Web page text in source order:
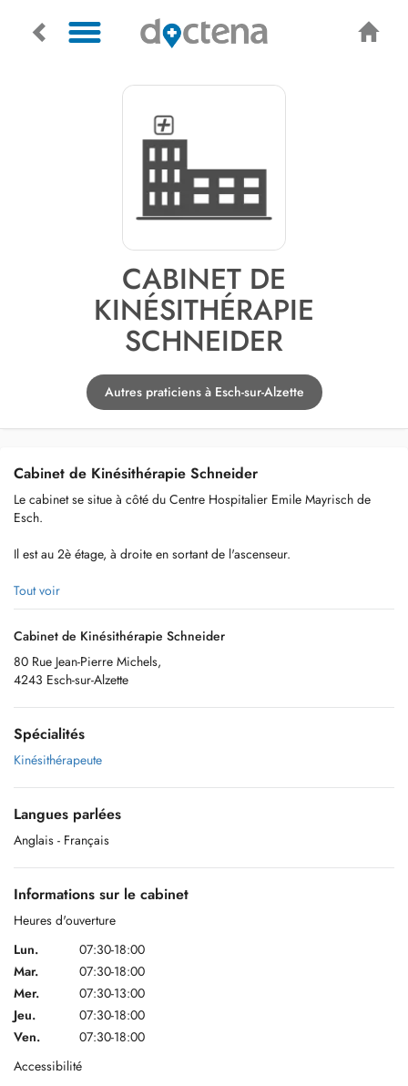
CABINET DE
KINÉSITHÉRAPIE
SCHNEIDER
Autres praticiens à Esch-sur-Alzette
Cabinet de Kinésithérapie Schneider
Le cabinet se situe à côté du Centre Hospitalier Emile Mayrisch de
Esch.
Il est au 2è étage, à droite en sortant de l'ascenseur.
Pour les soins à domicile : merci de nous contacter par téléphone
pour convenir d'une plage horaire de visite
Tout voir
Cabinet de Kinésithérapie Schneider
80 Rue Jean-Pierre Michels,
4243 Esch-sur-Alzette
Spécialités
Kinésithérapeute
Langues parlées
Anglais - Français
Informations sur le cabinet
Heures d'ouverture
Lun.
07:30-18:00
Mar.
07:30-18:00
Mer.
07:30-13:00
Jeu.
07:30-18:00
Ven.
07:30-18:00
Accessibilité